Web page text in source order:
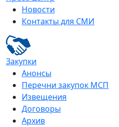
Новости
Контакты для СМИ
Закупки
Анонсы
Перечни закупок МСП
Извещения
Договоры
Архив